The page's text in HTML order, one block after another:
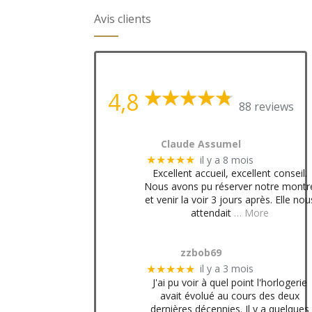
Avis clients
4,8 88 reviews
Claude Assumel
★★★★★ il y a 8 mois
Excellent accueil, excellent conseil.
Nous avons pu réserver notre
et venir la voir 3 jours après. Elle
attendait … More
zzbob69
★★★★★ il y a 3 mois
J'ai pu voir à quel point l'horlogerie
avait évolué au cours des deux
dernières décennies. Il y a quelques